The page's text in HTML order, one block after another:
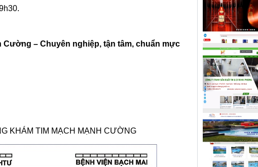
Cường – Chuyên nghiệp, tận tâm, chuẩn mực
KHÁM TIM MẠCH MẠNH CƯỜNG